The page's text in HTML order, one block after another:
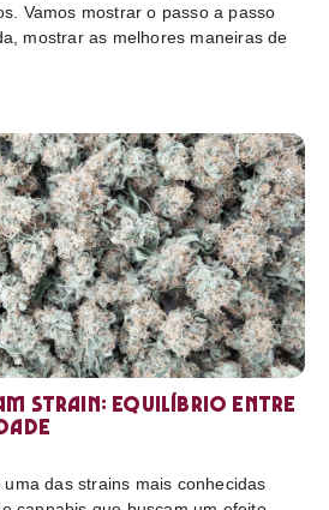
Vamos mostrar o passo a passo
mostrar as melhores maneiras de
Strain: equilíbrio entre
das strains mais conhecidas